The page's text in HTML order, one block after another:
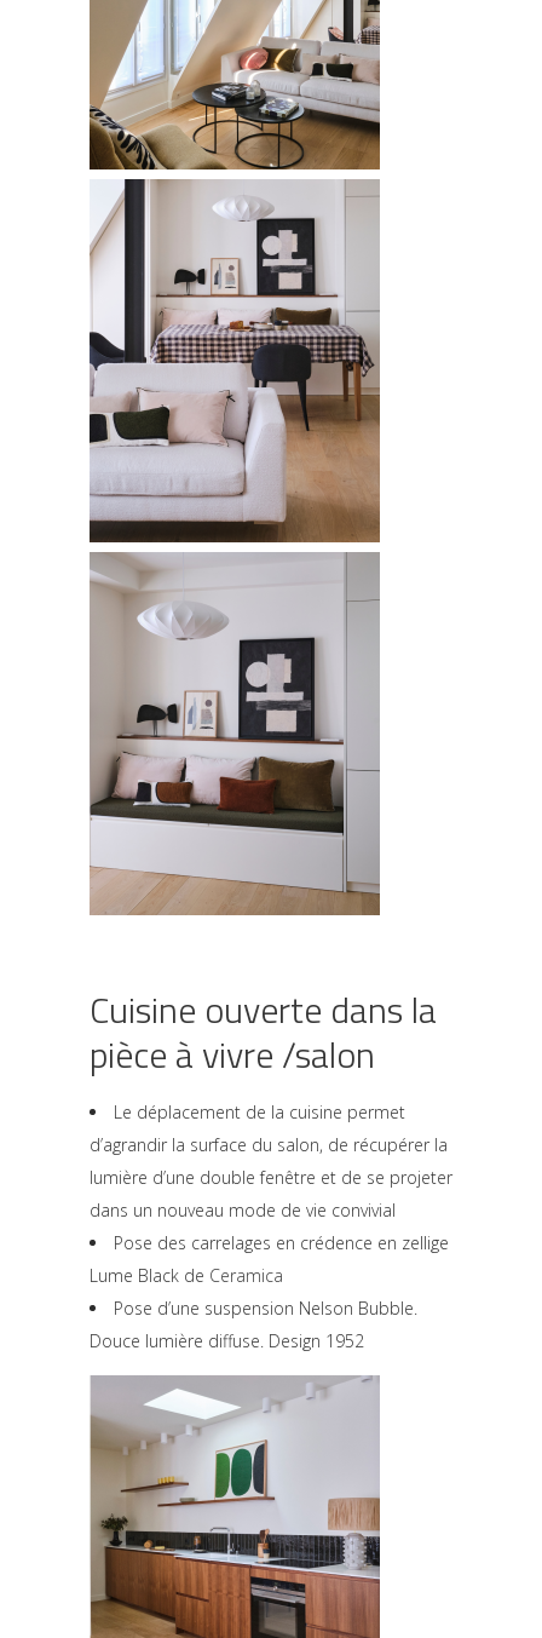
Cuisine ouverte dans la
pièce à vivre /salon
Le déplacement de la cuisine permet
d’agrandir la surface du salon, de récupérer la
lumière d’une double fenêtre et de se projeter
dans un nouveau mode de vie convivial
Pose des carrelages en crédence en zellige
Lume Black de Ceramica
Pose d’une suspension Nelson Bubble.
Douce lumière diffuse. Design 1952